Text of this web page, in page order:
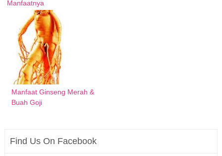
Manfaatnya
Manfaat Ginseng Merah &
Buah Goji
Find Us On Facebook